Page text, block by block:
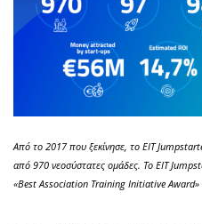
Από το 2017 που ξεκίνησε, το EIT
από 970 νεοσύστατες ομάδες. Το EIT
«Best Association Training Initiative